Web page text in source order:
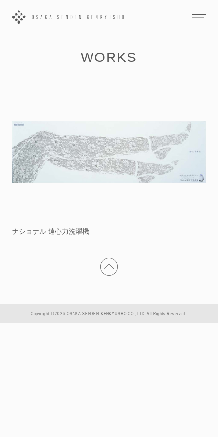
WORKS
ナショナル 遠心力洗濯機
Copyright © 2026 OSAKA SENDEN KENKYUSHO.CO.,LTD. All Rights Reserved.